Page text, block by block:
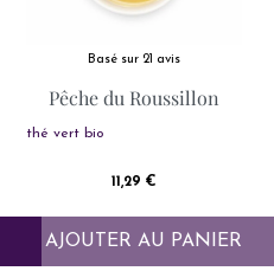
Basé sur 21 avis
Pêche du Roussillon
thé vert bio
Prix
11,29 €
AJOUTER AU PANIER